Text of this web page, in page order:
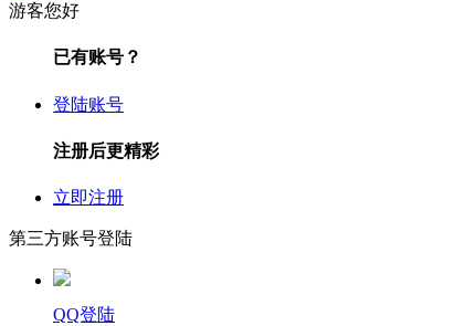
游客您好
已有账号？
登陆账号
注册后更精彩
立即注册
第三方账号登陆
QQ登陆